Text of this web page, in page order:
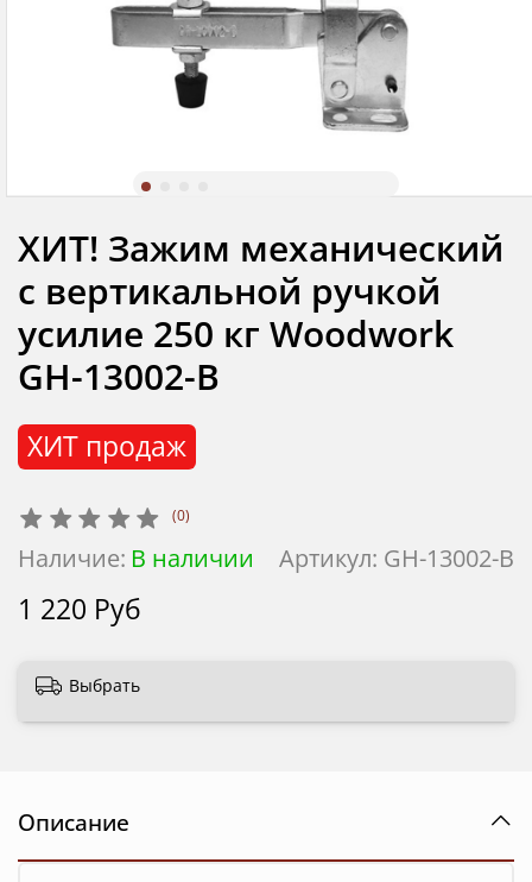
(0)
Артикул: GH-13002-B
Наличие: В наличии
ХИТ продаж
ХИТ! Зажим механический
с вертикальной ручкой
усилие 250 кг Woodwork
GH-13002-B
1 220 Руб
Выбрать
Описание